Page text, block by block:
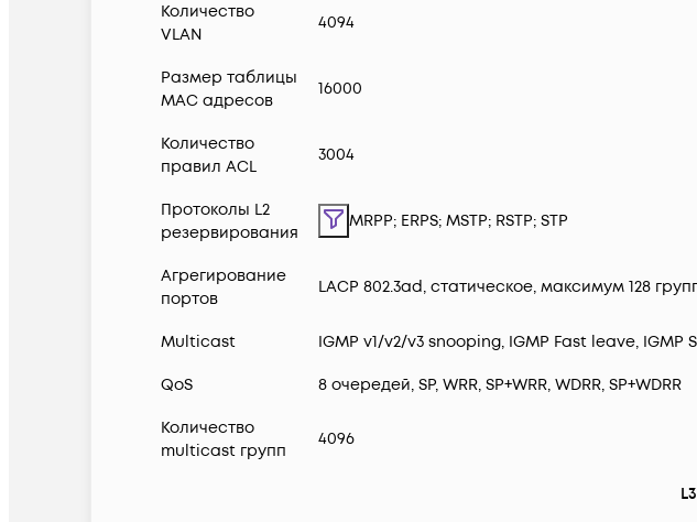
Количество
VLAN
4094
Размер таблицы
MAC адресов
16000
Количество
правил ACL
3004
Протоколы L2
резервирования
MRPP; ERPS; MSTP; RSTP; STP
Агрегирование
портов
LACP 802.3ad, статическое, максимум 128
Multicast IGMP v1/v2/v3 snooping, IGMP Fast leave, IGMP
QoS 8 очередей, SP, WRR, SP+WRR, WDRR, SP+WDRR
Количество
multicast групп
4096